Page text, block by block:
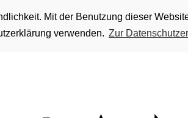
Mit der Benutzung dieser
verwenden. Zur